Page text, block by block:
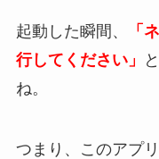
起動した瞬間、
「
行してください」
ね。
つまり、 このアプ